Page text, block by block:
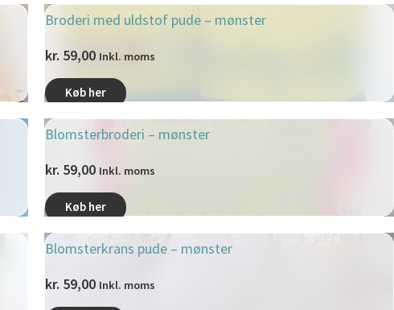
Broderi med uldstof pude – mønster
kr. 59,00 Inkl. moms
Køb her
Blomsterbroderi – mønster
kr. 59,00 Inkl. moms
Køb her
Blomsterkrans pude – mønster
kr. 59,00 Inkl. moms